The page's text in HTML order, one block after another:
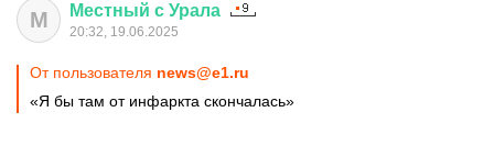
М Местный с Урала
20:32, 19.06.2025
От пользователя news@e1.ru
«Я бы там от инфаркта скончалась»